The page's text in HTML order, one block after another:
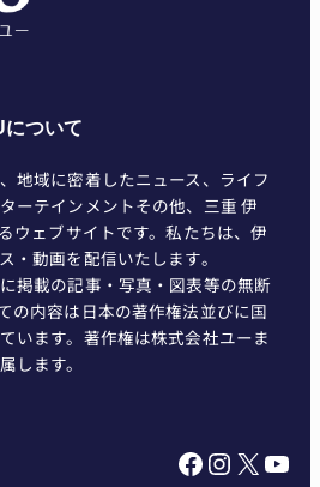
について
地域に密着したニュース、ライフ
ーテインメントその他、三重 伊
ウェブサイトです。私たちは、伊
・動画を配信いたします。
掲載の記事・写真・図表等の無断
の内容は日本の著作権法並びに国
います。著作権は株式会社ユーま
します。
Facebook InstagramX YouTube